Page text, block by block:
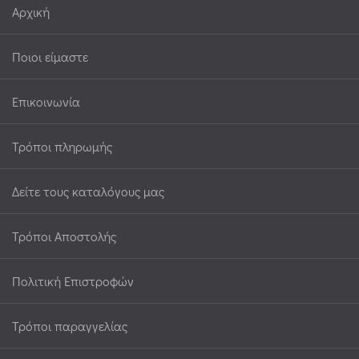
Αρχική
Ποιοι είμαστε
Επικοινωνία
Τρόποι πληρωμής
Δείτε τους καταλόγους μας
Τρόποι Αποστολής
Πολιτική Επιστροφών
Τρόποι παραγγελίας